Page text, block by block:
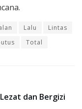
Lalu
Lintas
Total
dan Bergizi